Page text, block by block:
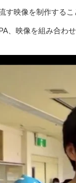
す映像を制作する
、映像を組み合わ